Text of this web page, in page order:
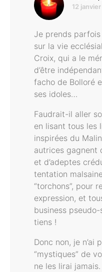
12
Je prends
sur la vie
Croix, qui a le
d’être
facho de Bolloré
ses idoles…
Faudrait-il aller
en lisant tous les
inspirées du
autrices gagnent
et d’adeptes
tentation
“torchons”, pour
expression, et
business
tiens !
Donc non, je n’ai
“mystiques” de
ne les lirai jamais.